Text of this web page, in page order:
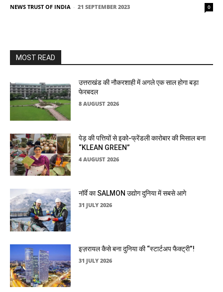
NEWS TRUST OF INDIA - 21 SEPTEMBER 2023 0
MOST READ
उत्तराखंड की नौकरशाही में अगले एक साल होगा बड़ा
फेरबदल
8 AUGUST 2026
पेड़ की पत्तियों से इको-फ्रेंडली कारोबार की मिसाल बना
“KLEAN GREEN”
4 AUGUST 2026
नॉर्वे का SALMON उद्योग दुनिया में सबसे आगे
31 JULY 2026
इज़रायल कैसे बना दुनिया की “स्टार्टअप फैक्ट्री”!
31 JULY 2026